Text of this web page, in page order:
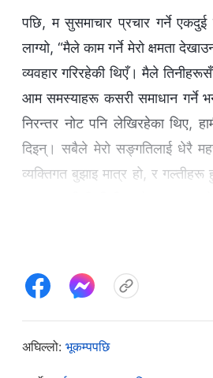
पछि, म सुसमाचार प्रचार गर्ने
लाग्यो, “मैले काम गर्ने मेरो क्षमता
व्यवहार गरिरहेकी थिएँ। मैले
आम समस्याहरू कसरी समाधान गर्ने
निरन्तर नोट पनि लेखिरहेका थिए,
दिइन्। सबैले मेरो सङ्गतिलाई धेरै
व्यक्तिगत बुझाइ मात्र हो, र
सहयोग गर्छ। त्यसो गर्नु कुनै गलत
सुन्‍नेछु।” भेला सकिएपछि, मैले दुई
सिस्टरले गुनासो गर्दै भनिन्,
ठान्छन् भने, के मैले मानिसहरूलाई मेरै
र परमेश्‍वरलाई प्रार्थना गर्दै मलाई
अघिल्लो: भूकम्पपछि